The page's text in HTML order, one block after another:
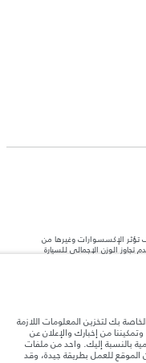
تؤثر الإكسسوارات وغيرها من
الوزن الإجمالي للسيارة
هذا الموقع قد تختلف من بلد إلى
وكيلنا المحلي للتأكد من توفّرها
في أشباه الموصلات يؤثر حاليًا
هذا ظرف ديناميكي
بك لتخزين المعلومات اللازمة
من إخبارك والإعلان عن
بالنسبة إليك. واحد من ملفات
الموقع للعمل بطريقة جيدة، وقد